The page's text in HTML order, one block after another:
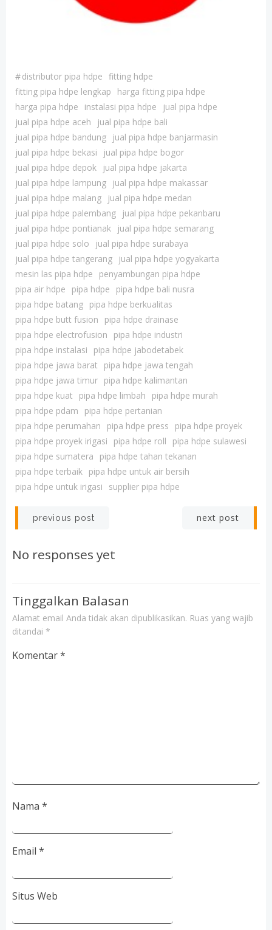
#distributor pipa hdpe fitting hdpe
fitting pipa hdpe lengkap
harga fitting pipa hdpe
harga pipa hdpe
instalasi pipa hdpe
jual pipa hdpe
jual pipa hdpe aceh
jual pipa hdpe bali
jual pipa hdpe bandung
jual pipa hdpe banjarmasin
jual pipa hdpe bekasi
jual pipa hdpe bogor
jual pipa hdpe depok
jual pipa hdpe jakarta
jual pipa hdpe lampung
jual pipa hdpe makassar
jual pipa hdpe malang
jual pipa hdpe medan
jual pipa hdpe palembang
jual pipa hdpe pekanbaru
jual pipa hdpe pontianak
jual pipa hdpe semarang
jual pipa hdpe solo
jual pipa hdpe surabaya
jual pipa hdpe tangerang
jual pipa hdpe yogyakarta
mesin las pipa hdpe
penyambungan pipa hdpe
pipa air hdpe
pipa hdpe
pipa hdpe bali nusra
pipa hdpe batang pipa hdpe berkualitas
pipa hdpe butt fusion
pipa hdpe drainase
pipa hdpe electrofusion
pipa hdpe industri
pipa hdpe instalasi
pipa hdpe jabodetabek
pipa hdpe jawa barat
pipa hdpe jawa tengah
pipa hdpe jawa timur pipa hdpe kalimantan
pipa hdpe kuat
pipa hdpe limbah
pipa hdpe murah
pipa hdpe pdam
pipa hdpe pertanian
pipa hdpe perumahan
pipa hdpe press
pipa hdpe proyek
pipa hdpe proyek irigasi
pipa hdpe roll
pipa hdpe sulawesi
pipa hdpe sumatera
pipa hdpe tahan tekanan
pipa hdpe terbaik pipa hdpe untuk air bersih
pipa hdpe untuk irigasi
supplier pipa hdpe
Post
navigation
previous post next post
No responses yet
Tinggalkan Balasan
Alamat email Anda tidak akan dipublikasikan. Ruas yang wajib
ditandai *
Komentar*
Nama *
Email *
Situs Web